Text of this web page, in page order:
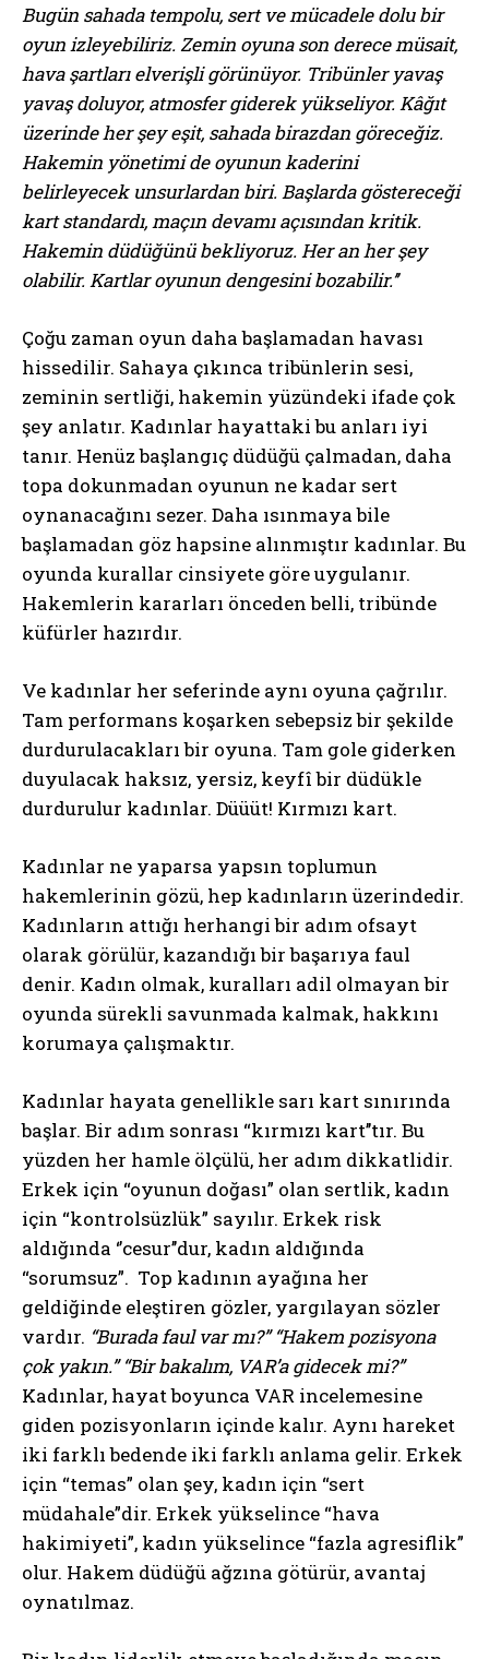
Bugün sahada tempolu, sert ve mücadele dolu bir
oyun izleyebiliriz. Zemin oyuna son derece müsait,
hava şartları elverişli görünüyor. Tribünler yavaş
yavaş doluyor, atmosfer giderek yükseliyor. Kâğıt
üzerinde her şey eşit, sahada birazdan göreceğiz.
Hakemin yönetimi de oyunun kaderini
belirleyecek unsurlardan biri. Başlarda göstereceği
kart standardı, maçın devamı açısından kritik.
Hakemin düdüğünü bekliyoruz. Her an her şey
olabilir. Kartlar oyunun dengesini bozabilir.’’
Çoğu zaman oyun daha başlamadan havası
hissedilir. Sahaya çıkınca tribünlerin sesi,
zeminin sertliği, hakemin yüzündeki ifade çok
şey anlatır. Kadınlar hayattaki bu anları iyi
tanır. Henüz başlangıç düdüğü çalmadan, daha
topa dokunmadan oyunun ne kadar sert
oynanacağını sezer. Daha ısınmaya bile
başlamadan göz hapsine alınmıştır kadınlar. Bu
oyunda kurallar cinsiyete göre uygulanır.
Hakemlerin kararları önceden belli, tribünde
küfürler hazırdır.
Ve kadınlar her seferinde aynı oyuna çağrılır.
Tam performans koşarken sebepsiz bir şekilde
durdurulacakları bir oyuna. Tam gole giderken
duyulacak haksız, yersiz, keyfî bir düdükle
durdurulur kadınlar. Düüüt! Kırmızı kart.
Kadınlar ne yaparsa yapsın toplumun
hakemlerinin gözü, hep kadınların üzerindedir.
Kadınların attığı herhangi bir adım ofsayt
olarak görülür, kazandığı bir başarıya faul
denir. Kadın olmak, kuralları adil olmayan bir
oyunda sürekli savunmada kalmak, hakkını
korumaya çalışmaktır.
Kadınlar hayata genellikle sarı kart sınırında
başlar. Bir adım sonrası “kırmızı kart’’tır. Bu
yüzden her hamle ölçülü, her adım dikkatlidir.
Erkek için “oyunun doğası” olan sertlik, kadın
için “kontrolsüzlük” sayılır. Erkek risk
aldığında ‘’cesur’’dur, kadın aldığında
“sorumsuz”. Top kadının ayağına her
geldiğinde eleştiren gözler, yargılayan sözler
vardır. “Burada faul var mı?” “Hakem pozisyona
çok yakın.” “Bir bakalım, VAR’a gidecek mi?”
Kadınlar, hayat boyunca VAR incelemesine
giden pozisyonların içinde kalır. Aynı hareket
iki farklı bedende iki farklı anlama gelir. Erkek
için “temas” olan şey, kadın için “sert
müdahale”dir. Erkek yükselince “hava
hakimiyeti”, kadın yükselince “fazla agresiflik”
olur. Hakem düdüğü ağzına götürür, avantaj
oynatılmaz.